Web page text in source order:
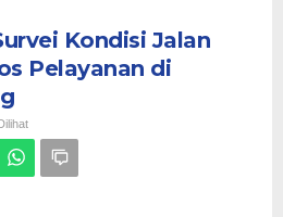
Kondisi Jalan
Pelayanan di